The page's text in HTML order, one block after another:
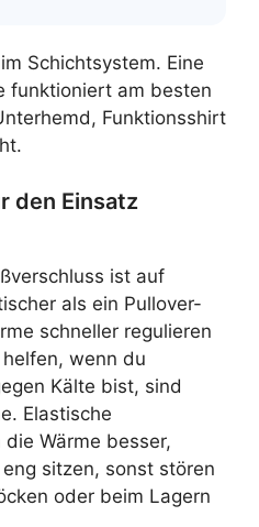
Schichtsystem. Eine
funktioniert am besten
Funktionsshirt
den Einsatz
ist auf
als ein Pullover-
schneller regulieren
wenn du
Kälte bist, sind
Elastische
Wärme besser,
sitzen, sonst stören
oder beim Lagern